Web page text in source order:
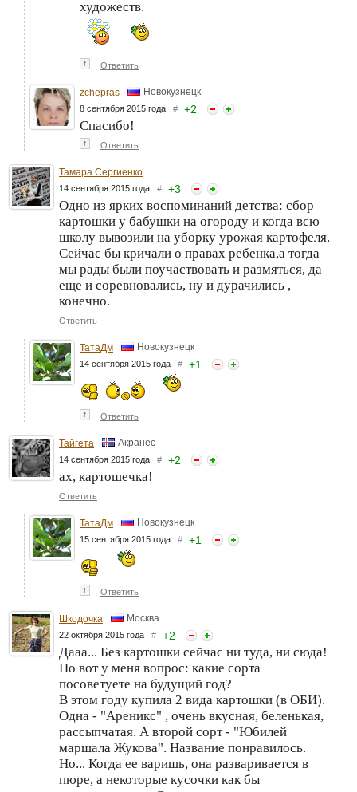
художеств.
↑ Ответить
zchepras Новокузнецк
8 сентября 2015 года # +2
Спасибо!
↑ Ответить
Тамара Сергиенко
14 сентября 2015 года # +3
Одно из ярких воспоминаний детства: сбор
картошки у бабушки на огороду и когда всю
школу вывозили на уборку урожая картофеля.
Сейчас бы кричали о правах ребенка,а тогда
мы рады были поучаствовать и размяться, да
еще и соревновались, ну и дурачились ,
конечно.
Ответить
ТатаДм Новокузнецк
14 сентября 2015 года # +1
↑ Ответить
Тайгета Акранес
14 сентября 2015 года # +2
ах, картошечка!
Ответить
ТатаДм Новокузнецк
15 сентября 2015 года # +1
↑ Ответить
Шкодочка Москва
22 октября 2015 года # +2
Дааа... Без картошки сейчас ни туда, ни сюда!
Но вот у меня вопрос: какие сорта
посоветуете на будущий год?
В этом году купила 2 вида картошки (в ОБИ).
Одна - "Ареникс" , очень вкусная, беленькая,
рассыпчатая. А второй сорт - "Юбилей
маршала Жукова". Название понравилось.
Но... Когда ее варишь, она разваривается в
пюре, а некоторые кусочки как бы